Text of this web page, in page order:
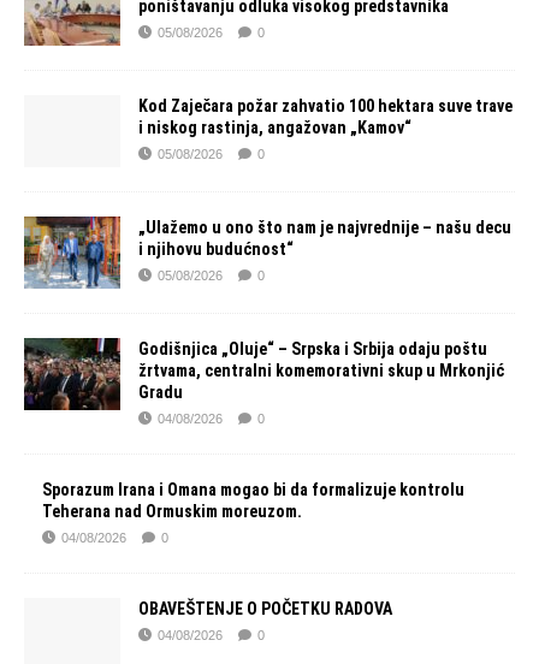
poništavanju odluka visokog predstavnika
05/08/2026 0
Kod Zaječara požar zahvatio 100 hektara suve trave
i niskog rastinja, angažovan „Kamov“
05/08/2026 0
„Ulažemo u ono što nam je najvrednije – našu decu
i njihovu budućnost“
05/08/2026 0
Godišnjica „Oluje“ – Srpska i Srbija odaju poštu
žrtvama, centralni komemorativni skup u Mrkonjić
Gradu
04/08/2026 0
Sporazum Irana i Omana mogao bi da formalizuje kontrolu
Teherana nad Ormuskim moreuzom.
04/08/2026 0
OBAVEŠTENJE O POČETKU RADOVA
04/08/2026 0